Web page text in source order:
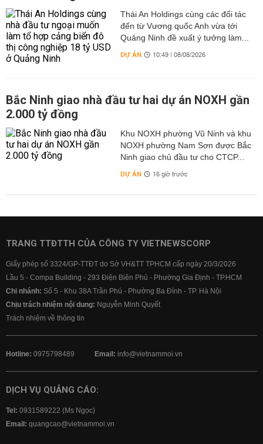
Thái An Holdings cùng các đối tác
đến từ Vương quốc Anh vừa tới
Quảng Ninh đề xuất ý tưởng làm...
DỰ ÁN 10:49 | 08/08/2026
Bắc Ninh giao nhà đầu tư hai dự án NOXH gần
2.000 tỷ đồng
Khu NOXH phường Vũ Ninh và khu
NOXH phường Nam Sơn được Bắc
Ninh giao chủ đầu tư cho CTCP...
DỰ ÁN 16 giờ trước
TRANG TTĐTTH CỦA CÔNG TY VIETNEWSCORP
Giấy phép số 3324/GP-TTĐT do Sở VH&TT TPHCM cấp ngày 20/3/2026
Lầu 5 - Compa Building - 293 Điện Biên Phủ - Phường Gia Định - TP.HCM
Chi nhánh: Số 5 - Khu 38A Trần Phú - Phường Ba Đình - TP. Hà Nội
Chịu trách nhiệm nội dung: Nguyễn Minh Quyết
Trách nhiệm về thông tin
Hotline: 0975798489 Email: info@vietnammoi.vn
DỊCH VỤ QUẢNG CÁO:
Tel: 0931589222 (Ms Ngọc)
Email: quangcao@vietnammoi.vn